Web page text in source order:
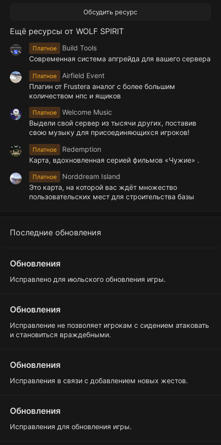
Обсудить ресурс
Ещё ресурсы от WOLF SPIRIT
Платное
Build Tools
Современная система апгрейда для вашего сервера
Платное
Airfield Event
Плагин от Frustera аналог с более большим
количеством нпс и ящиков
Платное
Welcome Music
Выдели свой сервер из тысячи других, поставив
свою музыку для присоединяющихся игроков!
Платное
Redemption
Карта, вдохновленная серией фильмов «Чужие» .
Платное
Norddream Island
Это карта, на которой вас ждёт множество
пользовательских мест для строительства базы
Последние обновления
Обновления
Исправлено для июльского обновления игры.
Обновления
Исправление не позволяет игрокам с сидением атаковать
и становиться враждебными.
Обновления
Исправления в связи с добавлением новых жестов.
Обновления
Исправления для обновления игры.